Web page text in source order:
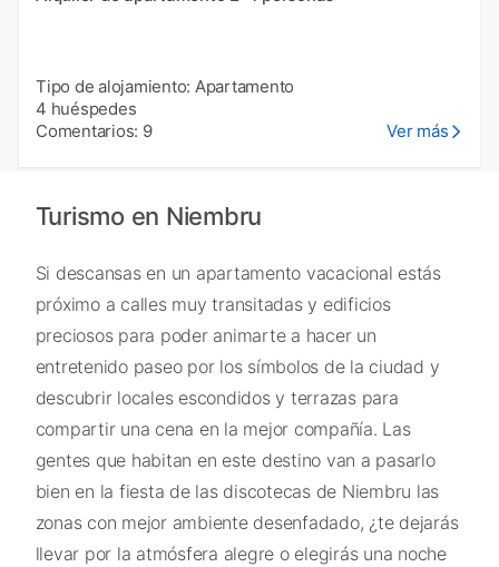
Tipo de alojamiento: Apartamento
4 huéspedes
Comentarios: 9
Ver más
Turismo en Niembru
Si descansas en un apartamento vacacional estás
próximo a calles muy transitadas y edificios
preciosos para poder animarte a hacer un
entretenido paseo por los símbolos de la ciudad y
descubrir locales escondidos y terrazas para
compartir una cena en la mejor compañía. Las
gentes que habitan en este destino van a pasarlo
bien en la fiesta de las discotecas de Niembru las
zonas con mejor ambiente desenfadado, ¿te dejarás
llevar por la atmósfera alegre o elegirás una noche